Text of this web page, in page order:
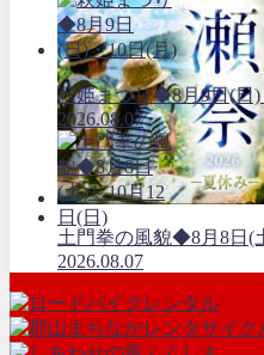
萩姫まつり◆8月9日(日)
2026.08.07
土門拳の風貌◆8月8日(
2026.08.07